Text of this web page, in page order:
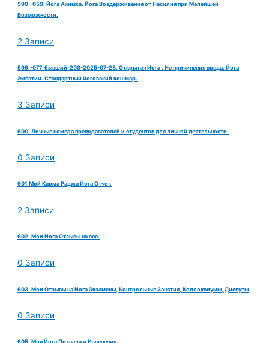
599.-059. Йога Ахимса. Йога Воздерживания от Насилия при Малейшей
Возможности.
2 Записи
599.-077-бывший-208-2025-07-28. Открытая Йога . Не причинения вреда. Йога
Эмпатии. Стандартный йоговский кошмар.
3 Записи
600. Личные номера преподавателей и студентов для личной деятельности.
0 Записи
601.Мой Карма Раджа Йога Отчет.
2 Записи
602. Мои Йога Отзывы на все.
0 Записи
603. Мои Отзывы на Йога Экзамены, Контрольные Занятия, Коллоквиумы, Диспуты
0 Записи